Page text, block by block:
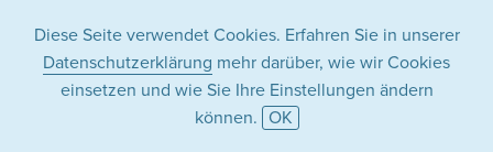
Diese Seite verwendet Cookies. Erfahren Sie in unserer
Datenschutzerklärung mehr darüber, wie wir Cookies
einsetzen und wie Sie Ihre Einstellungen ändern
können. OK